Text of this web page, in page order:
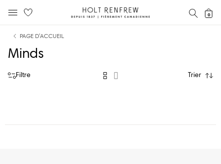
Holt
0
PAGE D’ACCUEIL
Minds
Filtre Trier